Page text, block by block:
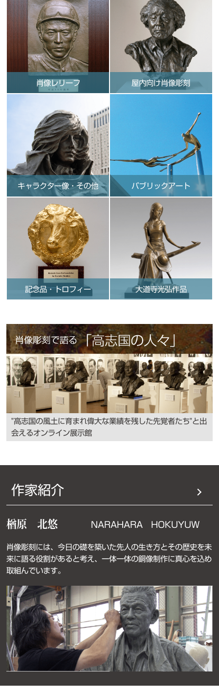
肖像レリーフ 屋内向け肖像彫刻
キャラクター像・その他 パブリックアート
記念品・トロフィー 大道寺光弘作品
"高志国の風土に育まれ偉大な業績を残した先覚者たち"と出
会えるオンライン展示館
作家紹介
楢原 北悠 NARAHARA HOKUYUW
肖像彫刻には、今日の礎を築いた先人の生き方とその歴史を未
来に語る役割があると考え、一体一体の銅像制作に真心を込め
取組んでいます。